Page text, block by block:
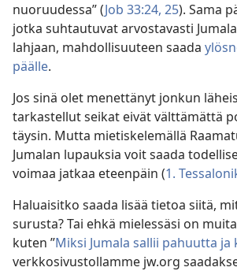
nuoruudessa” (Job 33:24, 25). Sama
jotka suhtautuvat arvostavasti
lahjaan, mahdollisuuteen saada
päälle.
Jos sinä olet menettänyt jonkun
tarkastellut seikat eivät välttämättä
täysin. Mutta mietiskelemällä
Jumalan lupauksia voit saada
voimaa jatkaa eteenpäin (1.
Haluaisitko saada lisää tietoa siitä,
surusta? Tai ehkä mielessäsi on
kuten ”Miksi Jumala sallii pahuutta ja
verkkosivustollamme jw.org